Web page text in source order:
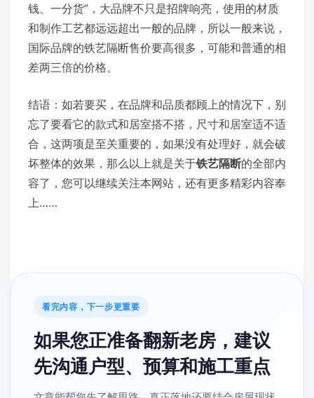
钱、一分货”，大品牌不只是招牌响亮，使用的材质
和制作工艺都远远超出一般的品牌，所以一般来说，
国际品牌的铁艺隔断售价要高很多，可能和普通的相
差两三倍的价格。
结语：如若要买，在品牌和品质都顾上的情况下，别
忘了要看它的款式和居室搭不搭，尺寸和居室适不适
合，这两项是至关重要的，如果没有处理好，就会破
坏整体的效果，那么以上就是关于铁艺隔断的全部内
容了，您可以继续关注本网站，还有更多精彩内容奉
上……
看完内容，下一步更重要
如果您正准备翻新老房，建议
先沟通户型、预算和施工重点